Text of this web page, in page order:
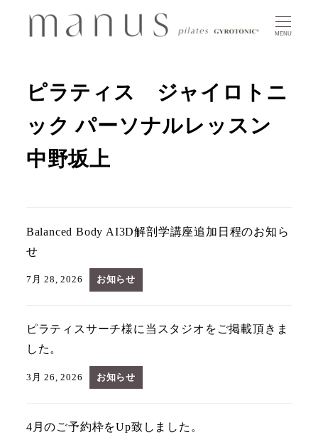
MENU
ピラティス ジャイロトニ
ック パーソナルレッスン
中野坂上
Balanced Body AI3D解剖学講座追加日程のお知ら
せ
7月 28, 2026 お知らせ
ピラティスサーチ様に当スタジオをご掲載頂きま
した。
3月 26, 2026 お知らせ
4月のご予約枠をUp致しました。